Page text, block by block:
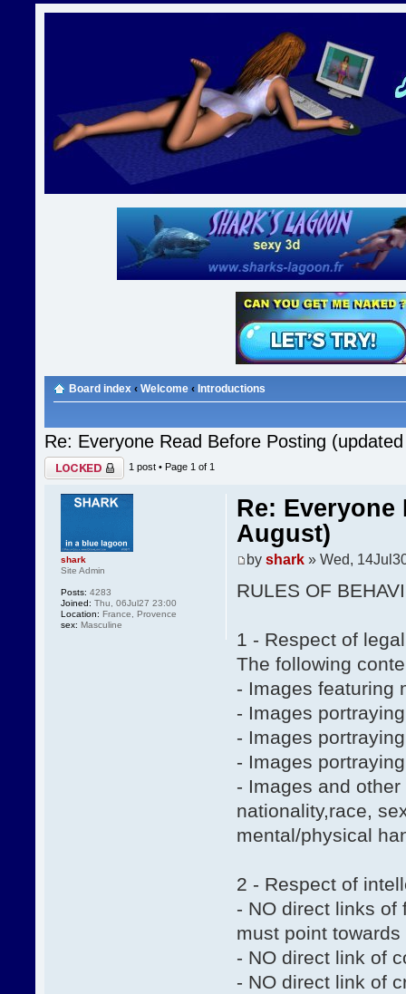
Board index ‹ Welcome ‹ Introductions
Re: Everyone Read Before Posting
Topic locked 1 post • Page 1 of 1
Re: Everyone
August)
by shark» Wed,
RULES OF
1 - Respect of
The following
- Images featuring
- Images
- Images
- Images
- Images and
nationality,race,
mental/physical
2 - Respect of
- NO direct links of
must point
- NO direct link of
- NO direct link of
shark
Site Admin
Posts: 4283
Joined: Thu, 06Jul27 23:00
Location: France, Provence
sex: Masculine